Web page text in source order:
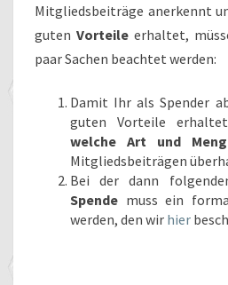
Mitgliedsbeiträge anerkennt
guten Vorteileerhaltet,
paar Sachen beachtet werden:
Damit Ihr als Spender
guten Vorteile
welche Art
und
Mitgliedsbeiträgen
Bei der dann
Spende muss ein
werden, den wir hier